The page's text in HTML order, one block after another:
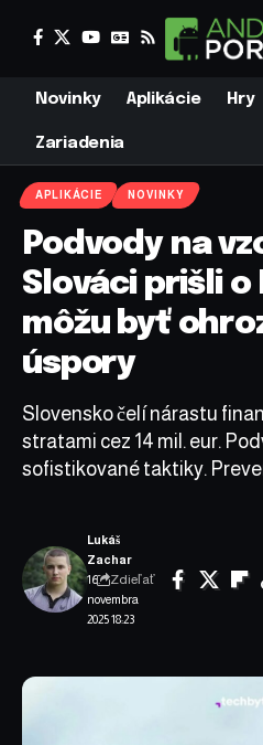
Novinky Aplikácie Hry
Zariadenia
APLIKÁCIE NOVINKY
Podvody na
Slováci prišli o
môžu byť
úspory
Slovensko čelí nárastu
stratami cez 14 mil. eur.
sofistikované taktiky.
16.
novembra
2025 18:23
Lukáš
Zachar
Zdieľať